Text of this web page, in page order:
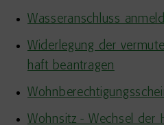
Wasseranschluss
Widerlegung der
haft beantragen
Wohnsitz - Wechsel der